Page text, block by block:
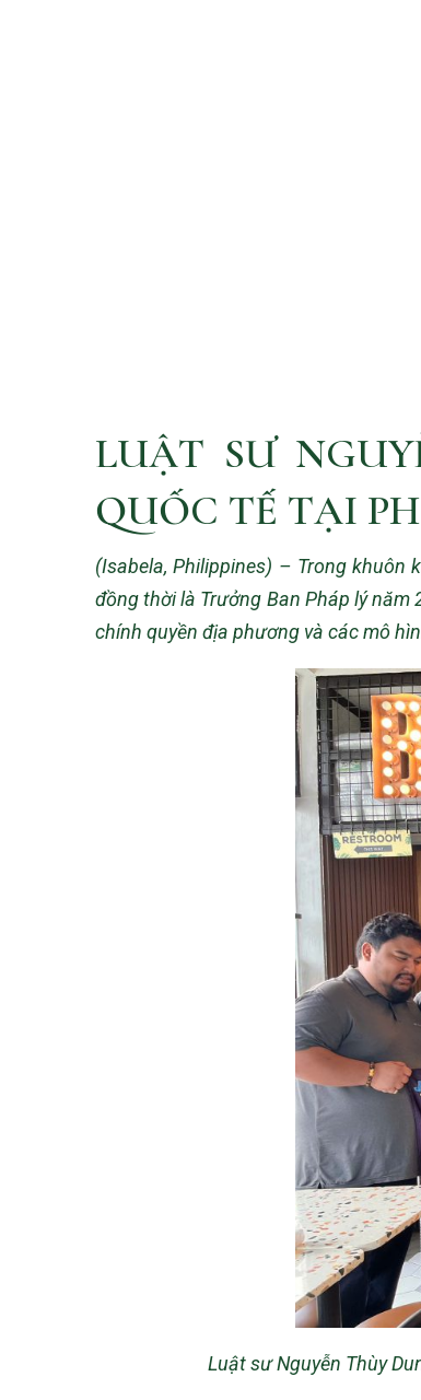
LUẬT SƯ
QUỐC TẾ TẠI
(Isabela, Philippines) – Trong khuôn
đồng thời là Trưởng Ban Pháp lý năm
chính quyền địa phương và các mô
Luật sư Nguyễn Thùy